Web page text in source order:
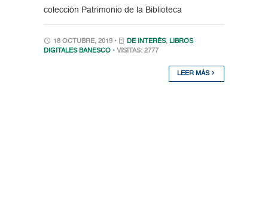
colección Patrimonio de la Biblioteca
18 OCTUBRE, 2019 • DE INTERÉS, LIBROS
DIGITALES BANESCO • VISITAS: 2777
LEER MÁS